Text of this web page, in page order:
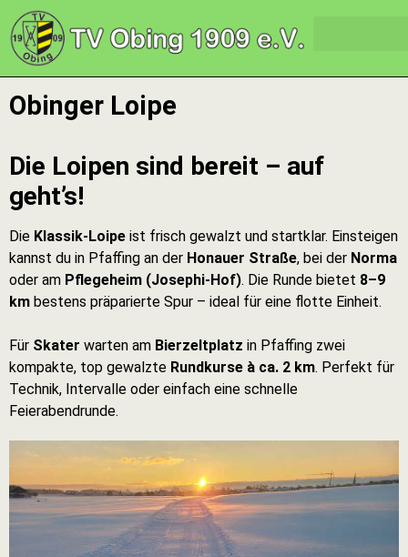
Obinger Loipe
Die Loipen sind bereit – auf
geht’s!
Die Klassik-Loipe ist frisch gewalzt und startklar. Einsteigen
kannst du in Pfaffing an der Honauer Straße, bei der Norma
oder am Pflegeheim (Josephi-Hof). Die Runde bietet 8–9
km bestens präparierte Spur – ideal für eine flotte Einheit.
Für Skater warten am Bierzeltplatz in Pfaffing zwei
kompakte, top gewalzte Rundkurse à ca. 2 km. Perfekt für
Technik, Intervalle oder einfach eine schnelle
Feierabendrunde.